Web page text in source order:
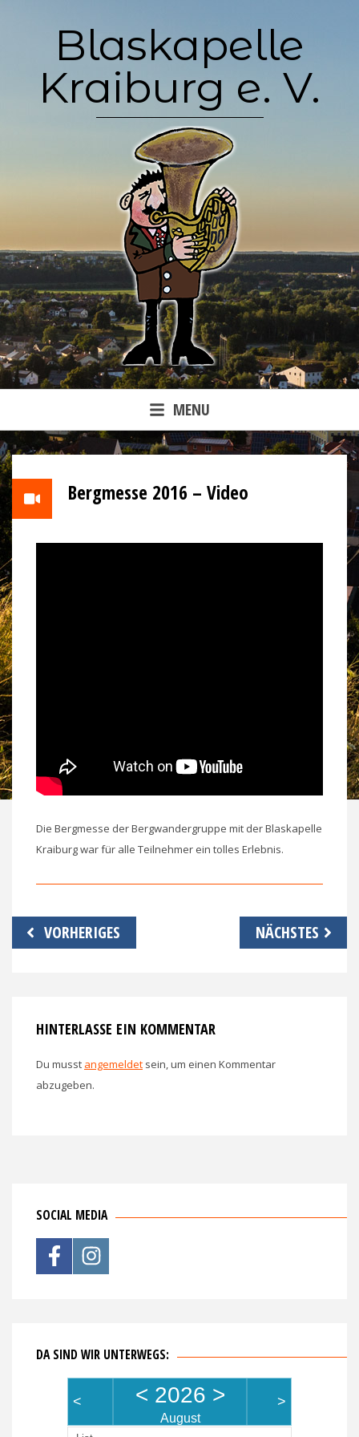
Blaskapelle
Kraiburg e. V.
MENU
Bergmesse 2016 – Video
Die Bergmesse der Bergwandergruppe mit der Blaskapelle
Kraiburg war für alle Teilnehmer ein tolles Erlebnis.
Beitragsnavigation
VORHERIGES NÄCHSTES
HINTERLASSE EIN KOMMENTAR
Du musst angemeldet sein, um einen Kommentar
abzugeben.
SOCIAL MEDIA
DA SIND WIR UNTERWEGS:
< < 2026 >
August
>